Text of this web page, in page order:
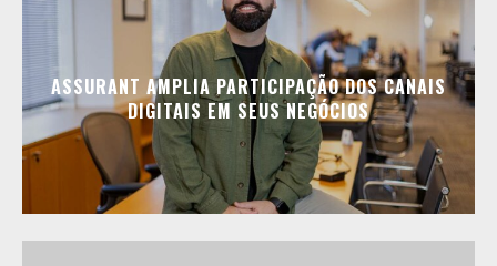
ASSURANT AMPLIA PARTICIPAÇÃO DOS CANAIS
DIGITAIS EM SEUS NEGÓCIOS